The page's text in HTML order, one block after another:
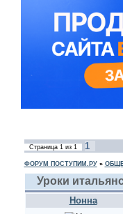
Страница 1из 1 1
ФОРУМ ПОСТУПИМ.РУ»
Уроки
Нонна